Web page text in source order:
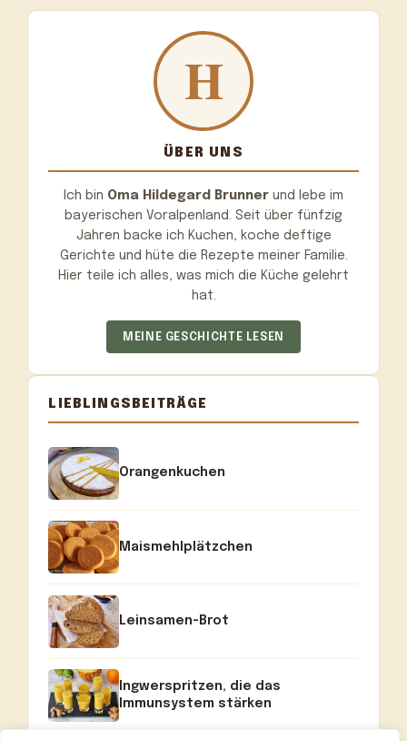
ÜBER UNS
Ich bin Oma Hildegard Brunner und lebe im
bayerischen Voralpenland. Seit über fünfzig
Jahren backe ich Kuchen, koche deftige
Gerichte und hüte die Rezepte meiner Familie.
Hier teile ich alles, was mich die Küche gelehrt
hat.
MEINE GESCHICHTE LESEN
LIEBLINGSBEITRÄGE
Orangenkuchen
Maismehlplätzchen
Leinsamen-Brot
Ingwerspritzen, die das
Immunsystem stärken